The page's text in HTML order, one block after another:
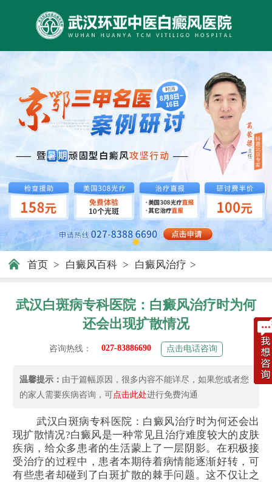
首页 > 白癜风百科 > 白癜风治疗 >
武汉白斑病专科医院：白癜风治疗时为何
还会出现扩散情况
咨询热线： 027-83886690 点击电话咨询
温馨提示： 由于篇幅原因，很多内容不能详尽，如果您或者您
的家人需要疾病咨询，可点击此处进行免费沟通
武汉白斑病专科医院：白癜风治疗时为何还会出
现扩散情况?白癜风是一种常见且治疗难度较大的皮肤
疾病，给众多患者的生活蒙上了一层阴影。在积极接
受治疗的过程中，患者本期待着病情能逐渐好转，可
有些患者却碰到了白斑扩散的棘手问题。这不仅让之